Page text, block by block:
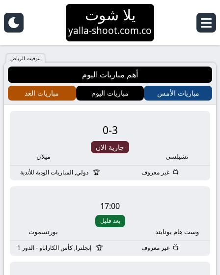
يلا شوت
yalla-shoot.com.co
بتوقيت الرياض
أهم مباريات اليوم
مباريات الأمس مباريات اليوم مباريات الغد
تشيلسي
3
-
0
جارية الان
ميلان
غير معروف دولي, المباريات الودية للأندية
وست هام يونايتد
17:00
بعد قليل
بورتسموث
غير معروف إنجلترا, كأس الكاراباو - الدور 1